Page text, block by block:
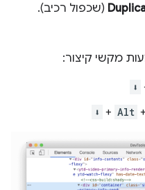
(שכפול רכיב).
מקשי קיצור:
⬇️
+
Alt
+
⬇️